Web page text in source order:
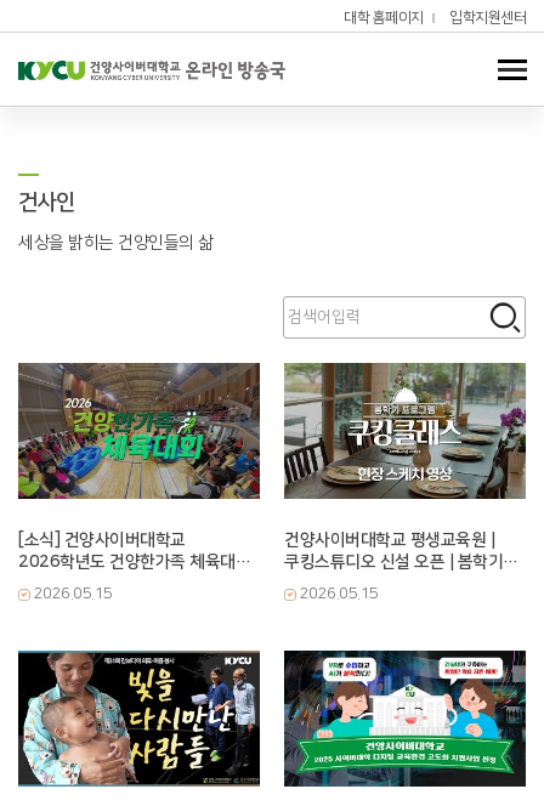
대학 홈페이지 입학지원센터
건사인
세상을 밝히는 건양인들의 삶
[소식] 건양사이버대학교
2026학년도 건양한가족 체육대회
스케치 영상
2026.05.15
건양사이버대학교 평생교육원 |
쿠킹스튜디오 신설 오픈 | 봄학기
프로그램 | 쿠킹클래스 스케치 영상
2026.05.15